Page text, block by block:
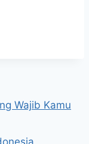
Wajib Kamu